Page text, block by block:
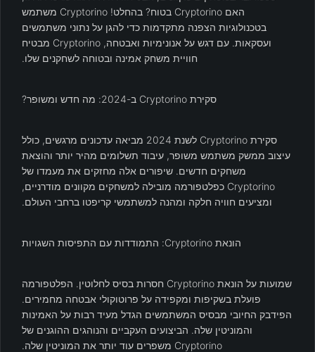
האם Cryptorino בטוח? בהחלט! Cryptorino משתמש
בטכנולוגיות הצפנה מתקדמות כדי להגן על נתוני משתמשים
ועסקאות. עם דגש על אנונימיות ואבטחה, Cryptorino מבטיח
חוויית משחק אמינה ובטוחה לשחקנים שלו.
סקירת Cryptorino ב-2024: מה חדש ומשופר?
סקירת Cryptorino לשנת 2024 מביאה עדכונים מרגשים, כולל
עיצוב ממשק משתמש משופר, עיבוד תשלומים מהיר יותר והוצאת
משחקים חדשים. שיפורים אלה מחזקים את מעמדו של
Cryptorino כפלטפורמה מובילה למשחקים מקוונים מודרניים,
ומציעים חוויה חלקה ומהנה למשתמשי קריפטו ברחבי העולם.
הונאת Cryptorino: התמודדות עם התפיסות השגויות
שמועות על הונאת Cryptorino חסרות בסיס לחלוטין. הפלטפורמה
פועלת בשקיפות ומקפידה על פרוטוקולי אבטחה מחמירים.
הפידבק החיובי מבסיס המשתמשים הגדל מעיד רבות על האמינות
והמוניטין שלה. הביצועים העקביים והנוהגים ההוגנים של
Cryptorino משפרים עוד יותר את המוניטין שלה.